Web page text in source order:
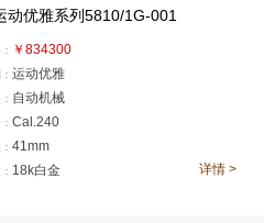
Nautilus系列共推出了三枚5
铂金款（型号5610/1P-00
动优雅系列5810/1G-001
￥834300
运动优雅
自动机械
Cal.240
41mm
18k白金 详情 >